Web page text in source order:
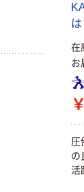
在
お
圧
の
活